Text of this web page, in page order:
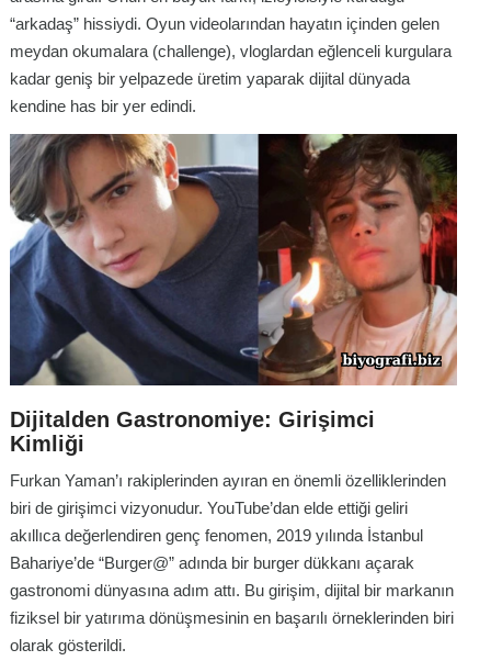
“arkadaş” hissiydi. Oyun videolarından hayatın içinden gelen
meydan okumalara (challenge), vloglardan eğlenceli kurgulara
kadar geniş bir yelpazede üretim yaparak dijital dünyada
kendine has bir yer edindi.
Dijitalden Gastronomiye: Girişimci
Kimliği
Furkan Yaman’ı rakiplerinden ayıran en önemli özelliklerinden
biri de girişimci vizyonudur. YouTube’dan elde ettiği geliri
akıllıca değerlendiren genç fenomen, 2019 yılında İstanbul
Bahariye’de “Burger@” adında bir burger dükkanı açarak
gastronomi dünyasına adım attı. Bu girişim, dijital bir markanın
fiziksel bir yatırıma dönüşmesinin en başarılı örneklerinden biri
olarak gösterildi.